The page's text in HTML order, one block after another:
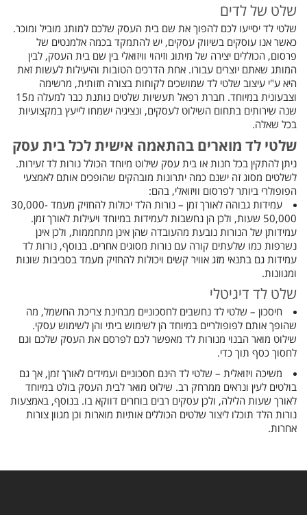
שלט של לדים
שלטי לד יסייעו לכם להפוך את שם בית העסק שלכם למותג מוביל ומוכר.
כאשר אנו עוסקים בשיווק עסקים, יש להתמקד בכמה אלמנטים של
פרסום, הכוללים יצירה של מיתוג וזיהוי וויזואלי בין שם בית העסק, לבין
המותג שאתם יוצרים עבורו. אחת הדרכים הטובות והיעילות לעשות זאת
היא ע"י עיצוב שלטי לד שמושכים לקוחות בצורה חזותית, מרשימה
וצבעונית במיוחד. חברת רפאל תעשיות שלטים נותנת כבר למעלה מ15
שנה שירותים בתחום השילוט לעסקים, ונציגיה ישמחו לייעץ במקצועיות
בכל שאלה.
שלטי לד מוארים בהתאמה אישית לכל בית עסק
ניתן להתקין בכל חנות או בית עסק שילוט מיוחד הכולל נורות לד זעירות.
לשלטים מסוג זה ישנם כמה יתרונות מובהקים שהופכים אותם לאמצעי
הפופולרי ביותר לפרסום וויזואלי, בהם:
עמידות גבוהה לאורך זמן – נורות הלד יכולות להחזיק מעמד 30,000-
50,000 שעות, ולכן הן נחשבות לעמידות במיוחד ויעילות לאורך זמן.
עמידותן של הנורות נובעת מהעובדה שהן אינן מתחממות, ולכן אינן
נשרפות כמו שלעתים קורה עם נורות מסוגים אחרים. בנוסף, נורות לד
עמידות גם בתנאי מזג אוויר קשים ויכולות להחזיק מעמד בסביבות שונות
ומגוונות.
שלט לד דיגיטלי
חיסכון – שלטי לד נחשבים לחסכוניים מבחינת צריכת החשמל, מה
שהופך אותם לפופולריים במיוחד הן לשימוש ביתי והן לשימוש עסקי.
שילוט מואר הבנוי מנורות לד מאפשר לכם לפרסם את העסק שלכם וגם
לחסוך כסף תוך כדי.
משיכה ויזואלית – שלטי לד הינם חסכוניים ועמידים לאורך זמן, אך גם
בולטים לעין ונראים ממרחק רב. שילוט מואר לבית העסק בולט במיוחד
לאורך שעות הלילה, ולכן עסקים רבים בוחרים דווקא בו. בנוסף, באמצעות
נורות הלד תוכלו ליצור שלטים הכוללים אותיות מוארות וכן מגוון צורות
אחרות.